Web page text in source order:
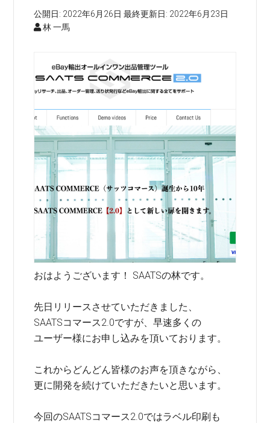
公開日: 2022年6月26日 最終更新日: 2022年6月23日
林 一馬
おはようございます！ SAATSの林です。
先日リリースさせていただきました、
SAATSコマース2.0ですが、早速多くの
ユーザー様にお申し込みを頂いております。
これからどんどん皆様のお声を頂きながら、
更に開発を続けていただきたいと思います。
今回のSAATSコマース2.0ではラベル印刷も